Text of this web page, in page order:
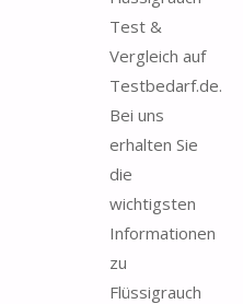
Test &
Vergleich auf
Testbedarf.de.
Bei uns
erhalten Sie
die
wichtigsten
Informationen
zu
Flüssigrauch